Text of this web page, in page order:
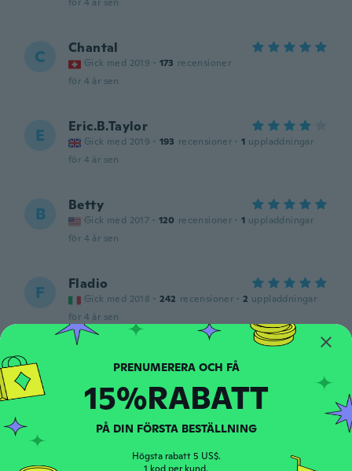
C Chantal
Gick med 2019 · 173 recensioner
för 4 år sen
E Eric.B.Taylor
Gick med 2019 · 193 recensioner · 1 uppladdningar
för 4 år sen
B Betty
Gick med 2017 · 120 recensioner · 1 uppladdningar
för 4 år sen
F Fladio
Gick med 2018 · 242 recensioner · 2 uppladdningar
för 4 år sen
L
Pěkné
för 4 år sen
Mrs. Stephanie J.
PRENUMERERA OCH FÅ
15%RABATT
PÅ DIN FÖRSTA BESTÄLLNING
Högsta rabatt 5 US$.